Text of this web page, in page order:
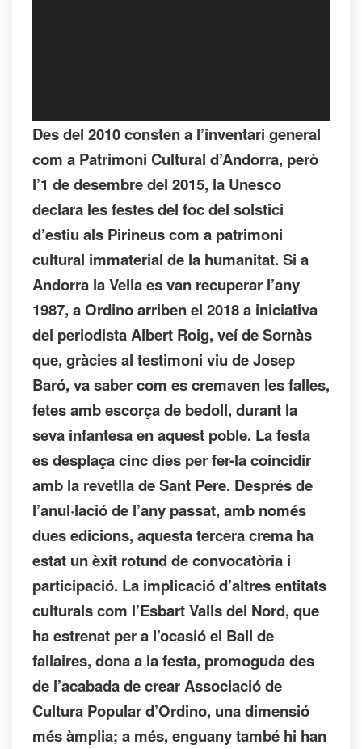
Des del 2010 consten a l’inventari general
com a Patrimoni Cultural d’Andorra, però
l’1 de desembre del 2015, la Unesco
declara les festes del foc del solstici
d’estiu als Pirineus com a patrimoni
cultural immaterial de la humanitat. Si a
Andorra la Vella es van recuperar l’any
1987, a Ordino arriben el 2018 a iniciativa
del periodista Albert Roig, veí de Sornàs
que, gràcies al testimoni viu de Josep
Baró, va saber com es cremaven les falles,
fetes amb escorça de bedoll, durant la
seva infantesa en aquest poble. La festa
es desplaça cinc dies per fer-la coincidir
amb la revetlla de Sant Pere. Després de
l’anul·lació de l’any passat, amb només
dues edicions, aquesta tercera crema ha
estat un èxit rotund de convocatòria i
participació. La implicació d’altres entitats
culturals com l’Esbart Valls del Nord, que
ha estrenat per a l’ocasió el Ball de
fallaires, dona a la festa, promoguda des
de l’acabada de crear Associació de
Cultura Popular d’Ordino, una dimensió
més àmplia; a més, enguany també hi han